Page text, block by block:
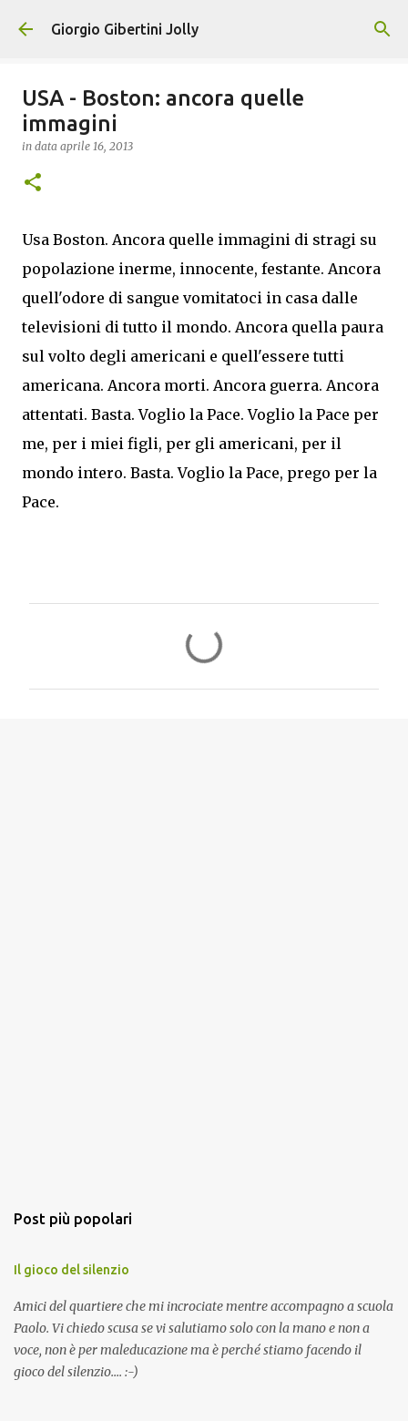
Passa ai contenuti principali
Giorgio Gibertini Jolly
USA - Boston: ancora quelle
immagini
in data aprile 16, 2013
Usa Boston. Ancora quelle immagini di stragi su
popolazione inerme, innocente, festante. Ancora
quell'odore di sangue vomitatoci in casa dalle
televisioni di tutto il mondo. Ancora quella paura
sul volto degli americani e quell'essere tutti
americana. Ancora morti. Ancora guerra. Ancora
attentati. Basta. Voglio la Pace. Voglio la Pace per
me, per i miei figli, per gli americani, per il
mondo intero. Basta. Voglio la Pace, prego per la
Pace.
Post più popolari
Il gioco del silenzio
Amici del quartiere che mi incrociate mentre accompagno a scuola
Paolo. Vi chiedo scusa se vi salutiamo solo con la mano e non a
voce, non è per maleducazione ma è perché stiamo facendo il
gioco del silenzio.... :-)